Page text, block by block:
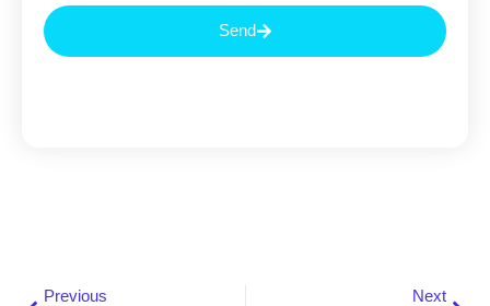
Send
Previous
Next